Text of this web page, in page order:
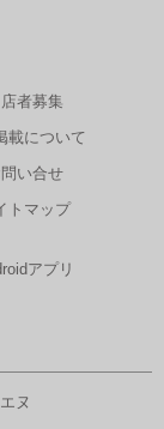
者募集
載について
い合せ
トマップ
アプリ
ヌ